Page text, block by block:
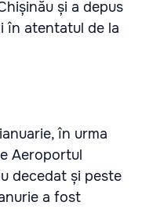
și a depus
în atentatul de la
în urma
Aeroportul
decedat și peste
a fost